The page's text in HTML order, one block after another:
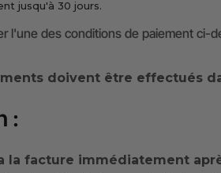
jusqu'à 30 jours.
l'une des conditions de paiement ci-
doivent être effectués
:
la facture immédiatement